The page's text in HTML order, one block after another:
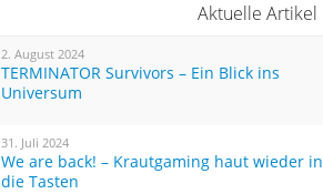
Aktuelle Artikel
2. August 2024
TERMINATOR Survivors – Ein Blick ins
Universum
31. Juli 2024
We are back! – Krautgaming haut wieder in
die Tasten